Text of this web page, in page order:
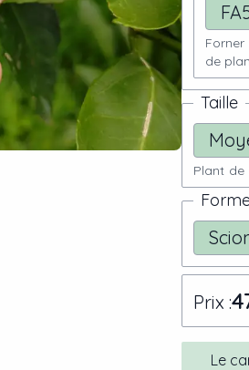
de
Taille
Plant de
Prix :
Le